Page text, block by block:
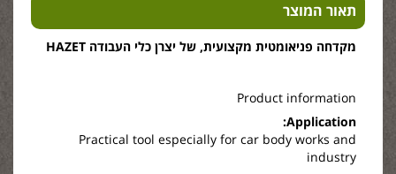
תאור המוצר
מקדחה פניאומטית מקצועית, של יצרן כלי העבודה HAZET
Product information
Application:
Practical tool especially for car body works and
industry